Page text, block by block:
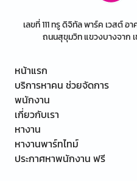
เลขที่ 111 ทรู ดิจิทัล พาร์ค เวสต์
ถนนสุขุมวิท แขวงบางจาก
หน้าแรก
บริการหาคน ช่วยจัดการ
พนักงาน
เกี่ยวกับเรา
หางาน
หางานพาร์ทไทม์
ประกาศหาพนักงาน ฟรี